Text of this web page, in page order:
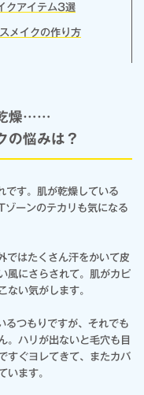
クアイテム3選
メイクの作り方
燥……
の悩みは？
です。肌が乾燥している
ゾーンのテカリも気になる
ではたくさん汗をかいて皮
風にさらされて。肌がカピ
ない気がします。
るつもりですが、それでも
。ハリが出ないと毛穴も目
すぐヨレてきて、またカバ
ます。